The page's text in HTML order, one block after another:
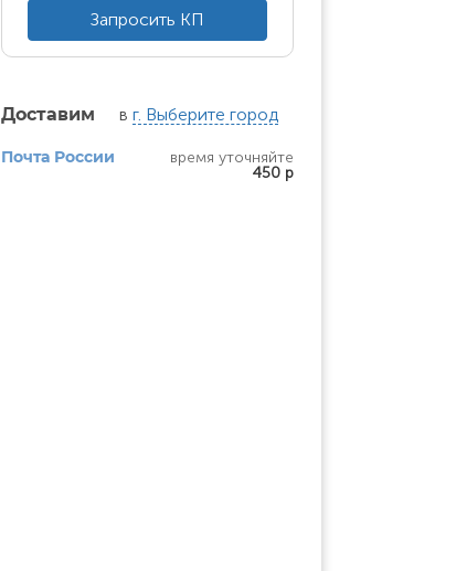
Запросить КП
Доставим в г. Выберите город
Почта России
время уточняйте
450 р